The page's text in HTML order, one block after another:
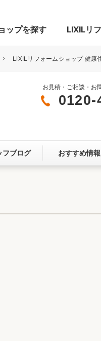
門まわり
ップを探す LIXILリ
ここちいい暮らし
LIXILリフォームショップ 健康
お見積・ご相談・お
0120-
フブログ おすすめ情報